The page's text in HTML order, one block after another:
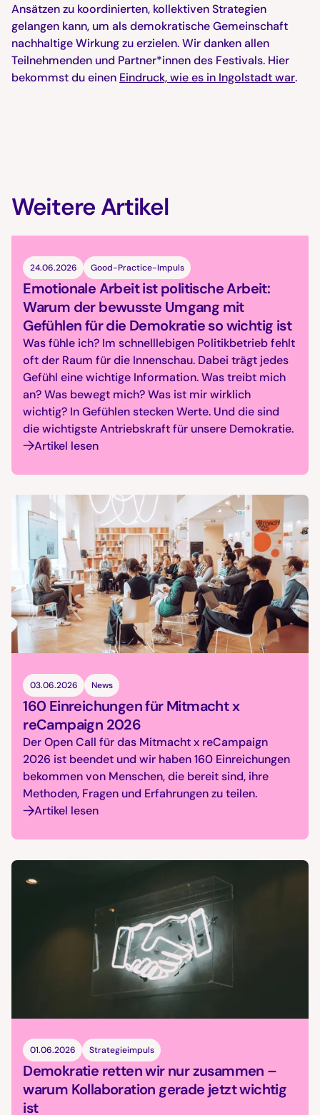
Ansätzen zu koordinierten, kollektiven Strategien
gelangen kann, um als demokratische Gemeinschaft
nachhaltige Wirkung zu erzielen. Wir danken allen
Teilnehmenden und Partner*innen des Festivals. Hier
bekommst du einen Eindruck, wie es in Ingolstadt war.
Weitere Artikel
24.06.2026 Good-Practice-Impuls
Emotionale Arbeit ist politische Arbeit:
Warum der bewusste Umgang mit
Gefühlen für die Demokratie so wichtig ist
Was fühle ich? Im schnelllebigen Politikbetrieb fehlt
oft der Raum für die Innenschau. Dabei trägt jedes
Gefühl eine wichtige Information. Was treibt mich
an? Was bewegt mich? Was ist mir wirklich
wichtig? In Gefühlen stecken Werte. Und die sind
die wichtigste Antriebskraft für unsere Demokratie.
Artikel lesen
03.06.2026 News
160 Einreichungen für Mitmacht x
reCampaign 2026
Der Open Call für das Mitmacht x reCampaign
2026 ist beendet und wir haben 160 Einreichungen
bekommen von Menschen, die bereit sind, ihre
Methoden, Fragen und Erfahrungen zu teilen.
Artikel lesen
01.06.2026 Strategieimpuls
Demokratie retten wir nur zusammen –
warum Kollaboration gerade jetzt wichtig
ist